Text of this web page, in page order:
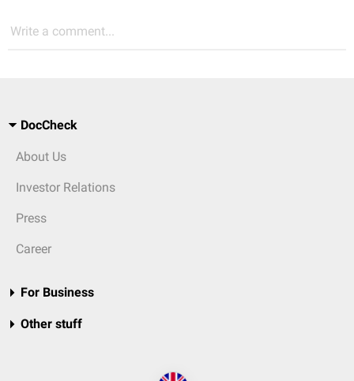
Write a comment...
DocCheck
About Us
Investor Relations
Press
Career
For Business
Other stuff